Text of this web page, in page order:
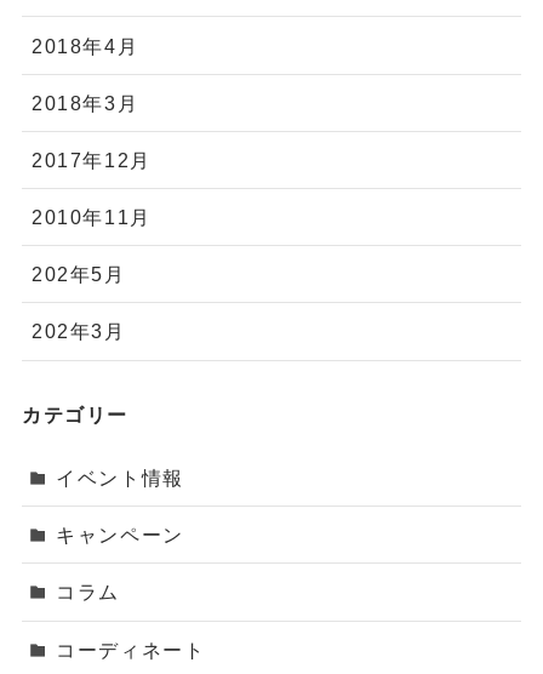
2018年4月
2018年3月
2017年12月
2010年11月
202年5月
202年3月
カテゴリー
イベント情報
キャンペーン
コラム
コーディネート